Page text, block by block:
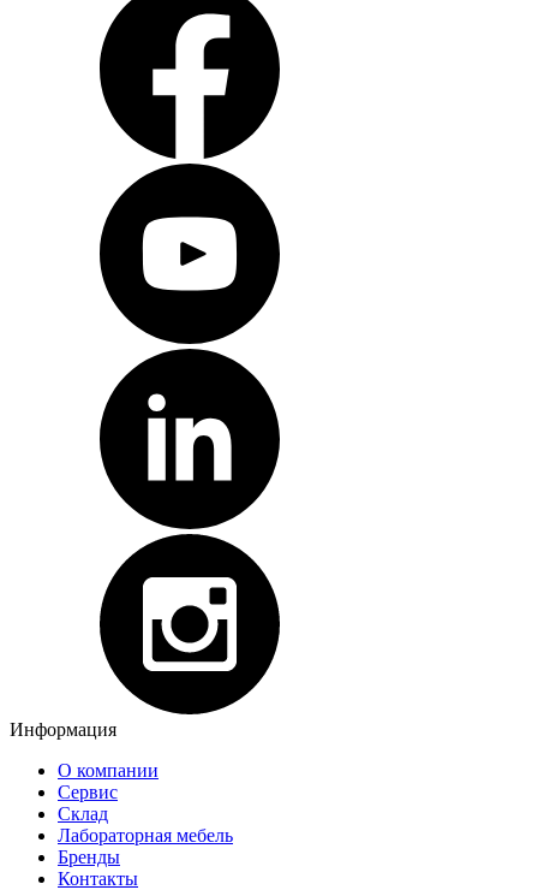
Информация
О компании
Сервис
Склад
Лабораторная мебель
Бренды
Контакты